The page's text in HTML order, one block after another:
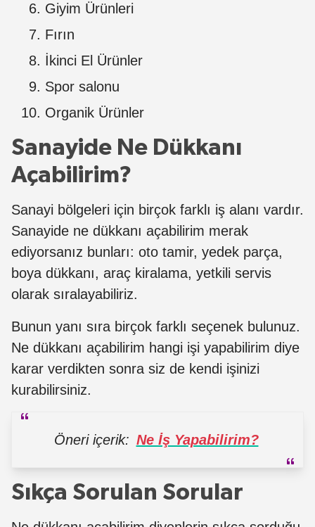
Giyim Ürünleri
Fırın
İkinci El Ürünler
Spor salonu
Organik Ürünler
Sanayide Ne Dükkanı
Açabilirim?
Sanayi bölgeleri için birçok farklı iş alanı vardır.
Sanayide ne dükkanı açabilirim merak
ediyorsanız bunları: oto tamir, yedek parça,
boya dükkanı, araç kiralama, yetkili servis
olarak sıralayabiliriz.
Bunun yanı sıra birçok farklı seçenek bulunuz.
Ne dükkanı açabilirim hangi işi yapabilirim diye
karar verdikten sonra siz de kendi işinizi
kurabilirsiniz.
Öneri içerik: Ne İş Yapabilirim?
Sıkça Sorulan Sorular